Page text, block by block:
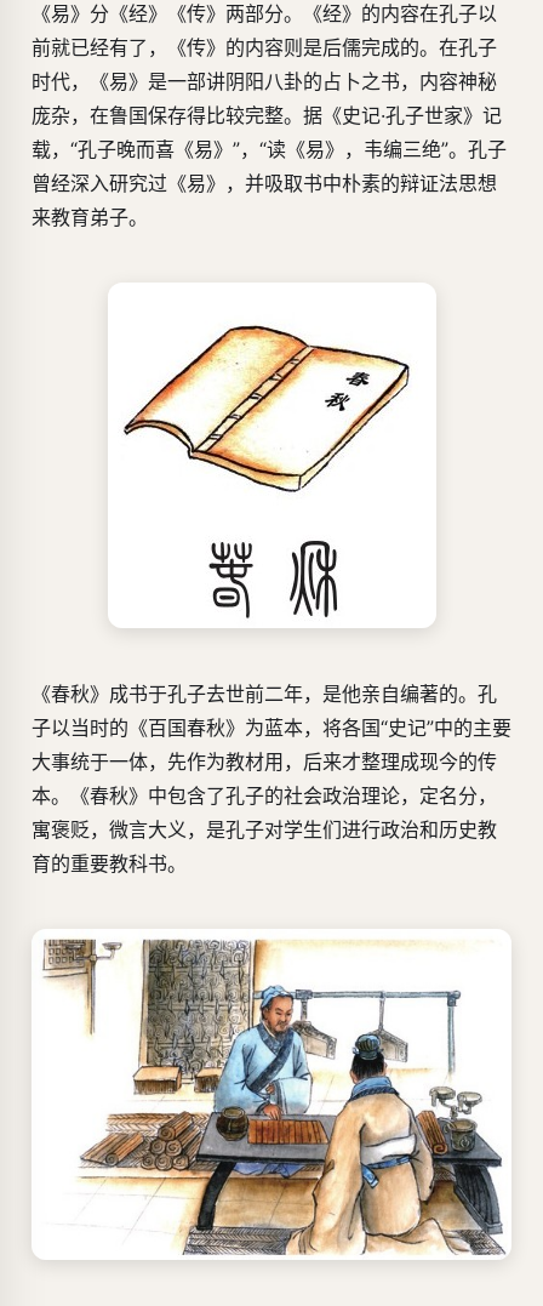
《易》分《经》《传》两部分。《经》的内容在孔子以
前就已经有了，《传》的内容则是后儒完成的。在孔子
时代，《易》是一部讲阴阳八卦的占卜之书，内容神秘
庞杂，在鲁国保存得比较完整。据《史记·孔子世家》记
载，“孔子晚而喜《易》”，“读《易》，韦编三绝”。孔子
曾经深入研究过《易》，并吸取书中朴素的辩证法思想
来教育弟子。
《春秋》成书于孔子去世前二年，是他亲自编著的。孔
子以当时的《百国春秋》为蓝本，将各国“史记”中的主要
大事统于一体，先作为教材用，后来才整理成现今的传
本。《春秋》中包含了孔子的社会政治理论，定名分，
寓褒贬，微言大义，是孔子对学生们进行政治和历史教
育的重要教科书。